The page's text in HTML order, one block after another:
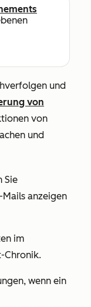
und
von
von
und
Sie
anzeigen
im
Chronik.
wenn ein